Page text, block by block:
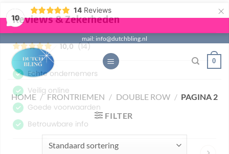
10
14 Reviews ×
Ga
naar
inhoud
mail: info@dutchbling.nl
0
HOME / FRONTRIEMEN / DOUBLE ROW / PAGINA 2
FILTER